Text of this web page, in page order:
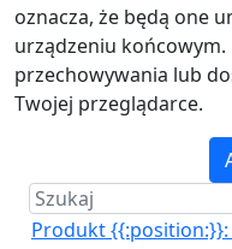
oznacza, że będą one
urządzeniu
przechowywania lub
Twojej przeglądarce.
Produkt {{:position:}}: